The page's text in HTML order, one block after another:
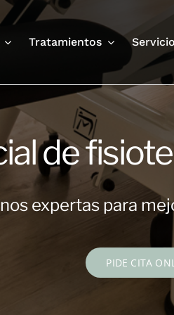
Tratamientos
de
expertas para
PIDE CITA